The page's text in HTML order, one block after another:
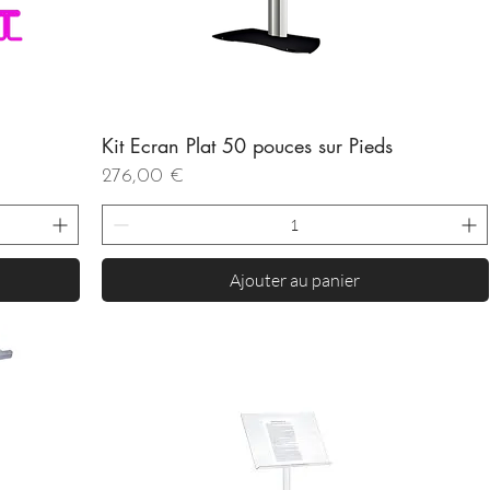
Aperçu rapide
Kit Ecran Plat 50 pouces sur Pieds
Prix
276,00 €
Ajouter au panier